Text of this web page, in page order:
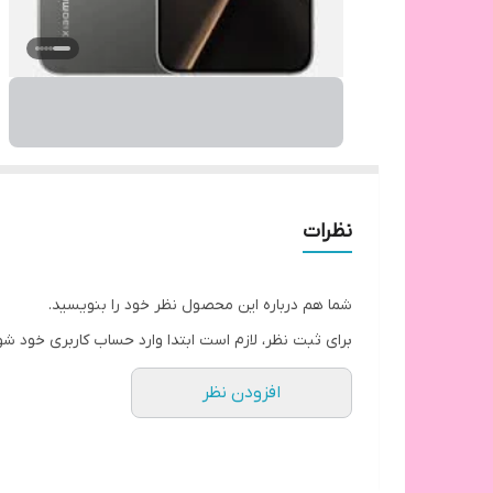
نظرات
شما هم درباره این محصول نظر خود را بنویسید.
برای ثبت نظر، لازم است ابتدا وارد حساب کاربری خود
افزودن نظر